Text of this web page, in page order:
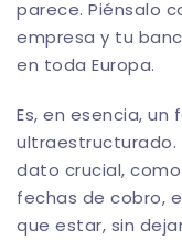
parece. Piénsalo
empresa y tu
en toda Europa.
Es, en esencia, un
ultraestructurado.
dato crucial, como
fechas de cobro,
que estar, sin